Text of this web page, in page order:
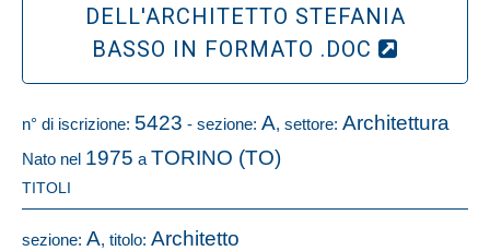
DELL'ARCHITETTO STEFANIA
BASSO IN FORMATO .DOC
n° di iscrizione: 5423 - sezione: A, settore: Architettura
Nato nel 1975 a TORINO (TO)
TITOLI
sezione: A, titolo: Architetto